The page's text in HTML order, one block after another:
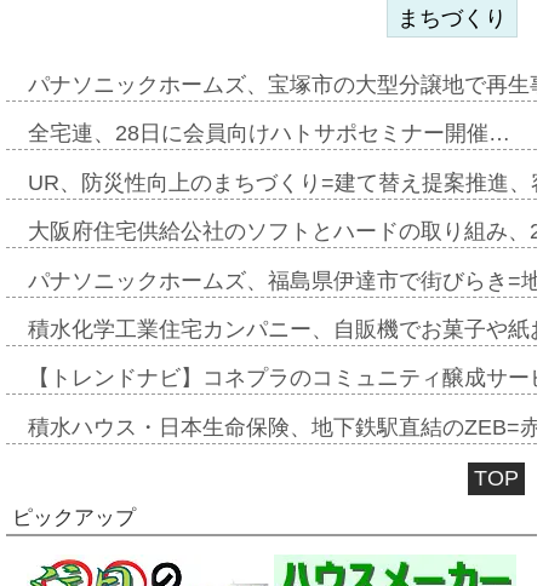
まちづくり
パナソニックホームズ、宝塚市の大型分譲地で再
全宅連、28日に会員向けハトサポセミナー開催…
UR、防災性向上のまちづくり=建て替え提案推進
大阪府住宅供給公社のソフトとハードの取り組み
パナソニックホームズ、福島県伊達市で街びらき=
積水化学工業住宅カンパニー、自販機でお菓子や
【トレンドナビ】コネプラのコミュニティ醸成サ
積水ハウス・日本生命保険、地下鉄駅直結のZEB=
TOP
ピックアップ